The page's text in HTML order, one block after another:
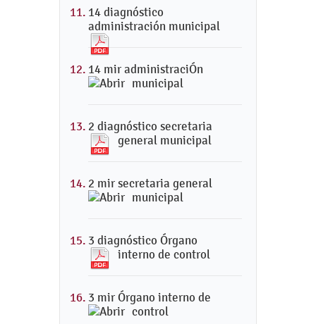
14 diagnóstico
administración municipal
14 mir administraciÓn
municipal
2 diagnóstico secretaria
general municipal
2 mir secretaria general
municipal
3 diagnóstico Órgano
interno de control
3 mir Órgano interno de
control